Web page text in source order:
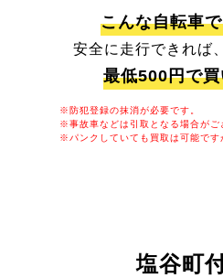
こんな自転車
安全に走行できれば
最低500円で
※防犯登録の抹消が必要です。
※事故車などは引取となる場合がご
※パンクしていても買取は可能です
塩谷町